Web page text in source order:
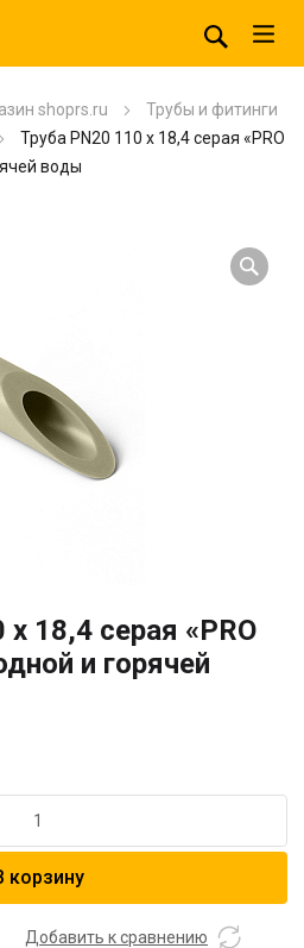
shoprs.ru
Трубы и фитинги
Труба PN20 110 x 18,4 серая «PRO
воды
18,4 серая «PRO
и горячей
корзину
Добавить к сравнению